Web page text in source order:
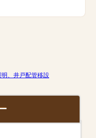
明、井戸配管移設